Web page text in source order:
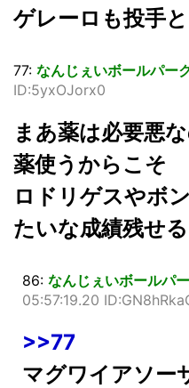
ゲレーロも投手
77: なんじぇいボールパー
ID:5yxOJorx0
まあ薬は必要悪
薬使うからこそ
ロドリゲスやボ
たいな成績残せる
86: なんじぇいボールパ
05:57:19.20
>>77
マグワイアソー